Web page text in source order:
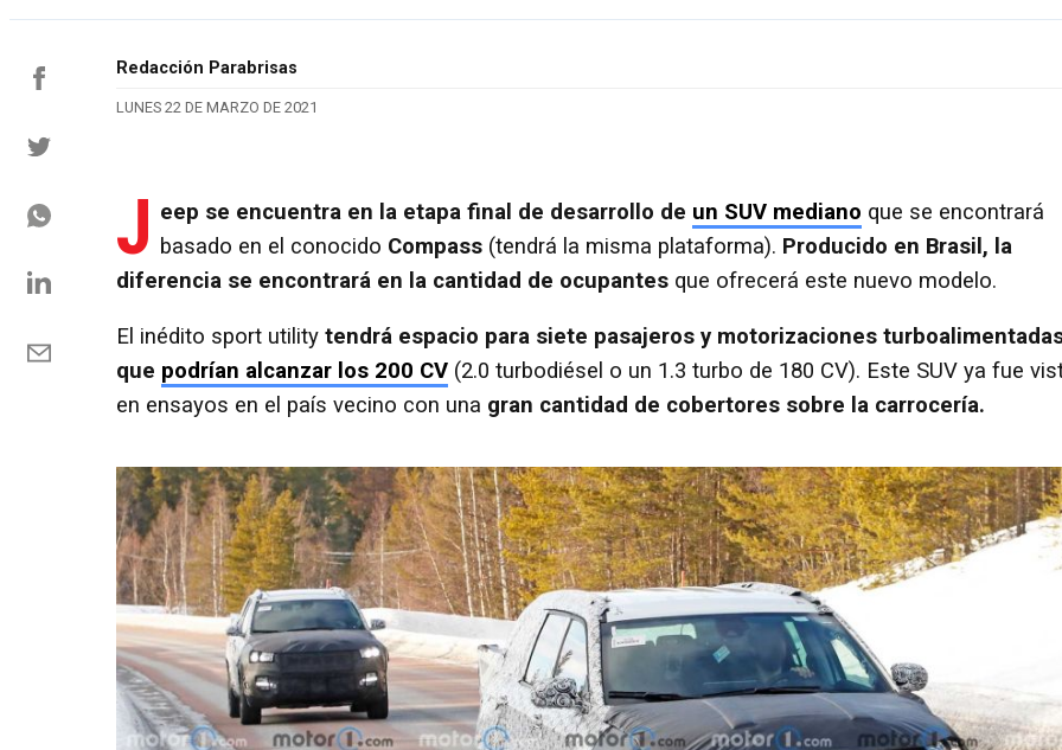
Redacción Parabrisas
LUNES 22 DE MARZO DE 2021
J eep se encuentra en la etapa final de desarrollo de un SUV mediano que se encontrará
basado en el conocido Compass (tendrá la misma plataforma). Producido en Brasil, la
diferencia se encontrará en la cantidad de ocupantes que ofrecerá este nuevo modelo.
El inédito sport utility tendrá espacio para siete pasajeros y motorizaciones
que podrían alcanzar los 200 CV (2.0 turbodiésel o un 1.3 turbo de 180 CV). Este SUV ya fue
en ensayos en el país vecino con una gran cantidad de cobertores sobre la carrocería.